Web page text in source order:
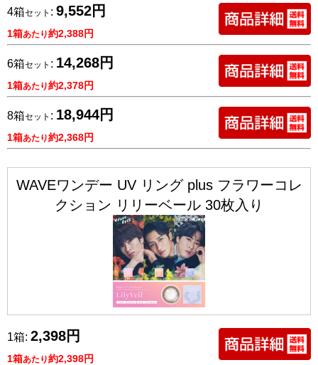
4箱セット : 9,552円
1箱あたり約2,388円
6箱セット : 14,268円
1箱あたり約2,378円
8箱セット : 18,944円
1箱あたり約2,368円
WAVEワンデー UV リング plus フラワーコレ
クション リリーベール 30枚入り
1箱: 2,398円
1箱あたり約2,398円